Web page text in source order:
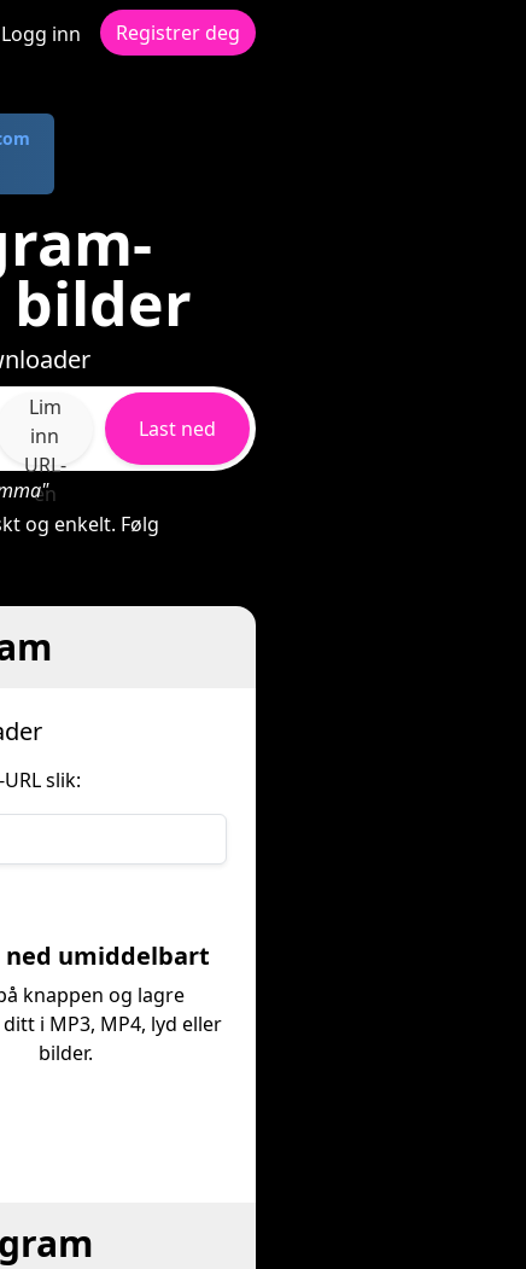
Logg inn Registrer deg
bilder
Lim
inn
URL-
en
Last ned
og enkelt. Følg
slik:
ned umiddelbart
knappen og lagre
i MP3, MP4, lyd eller
bilder.